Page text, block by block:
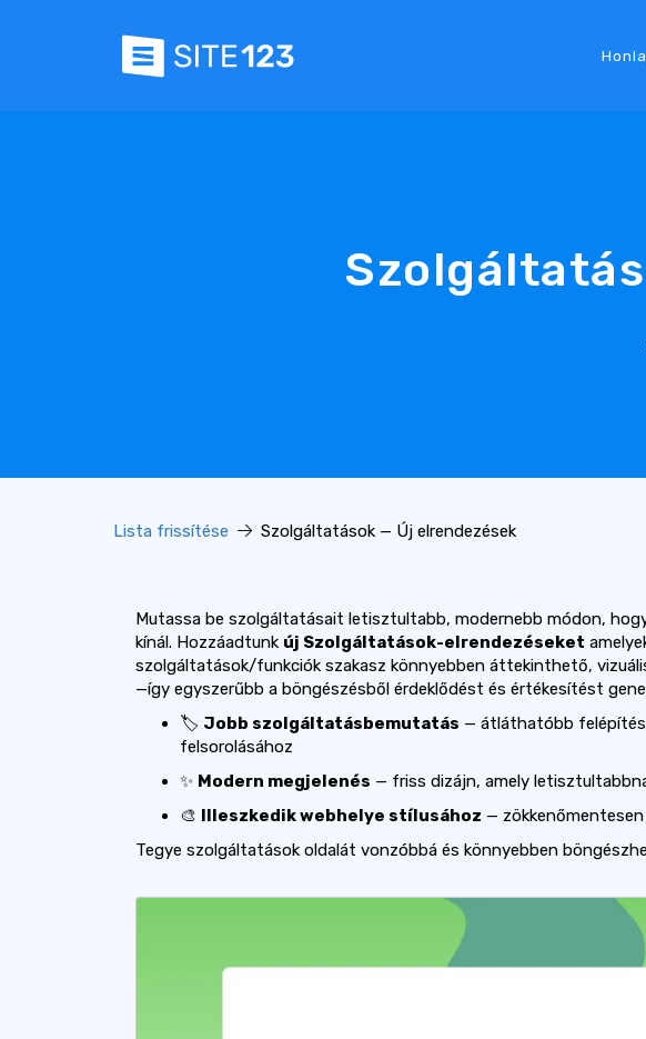
Lista frissítése Szolgáltatások — Új elrendezések
Mutassa be szolgáltatásait letisztultabb, modernebb módon,
kínál. Hozzáadtunk új Szolgáltatások-elrendezéseket
szolgáltatások/funkciók szakasz könnyebben áttekinthető,
—így egyszerűbb a böngészésből érdeklődést és értékesítést
🏷️ Jobb szolgáltatásbemutatás — átláthatóbb
felsorolásához
✨ Modern megjelenés — friss dizájn, amely
🎨 Illeszkedik webhelye stílusához —
Tegye szolgáltatások oldalát vonzóbbá és könnyebben